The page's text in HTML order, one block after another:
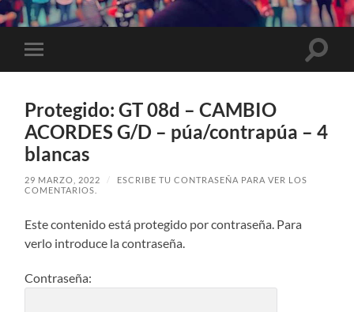
el
móvil
Protegido: GT 08d – CAMBIO
ACORDES G/D – púa/contrapúa – 4
blancas
29 MARZO, 2022 /
ESCRIBE TU CONTRASEÑA PARA VER LOS
COMENTARIOS.
Este contenido está protegido por contraseña. Para
verlo introduce la contraseña.
Contraseña: